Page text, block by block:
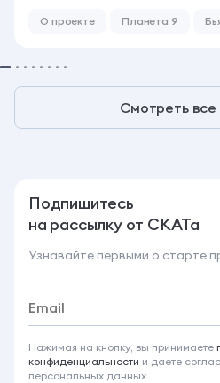
О проекте Планета 9
Смотреть все
Подпишитесь
на рассылку от СКАТа
Узнавайте первыми о старте
Нажимая на кнопку, вы принимаете
конфиденциальности и даете
персональных данных